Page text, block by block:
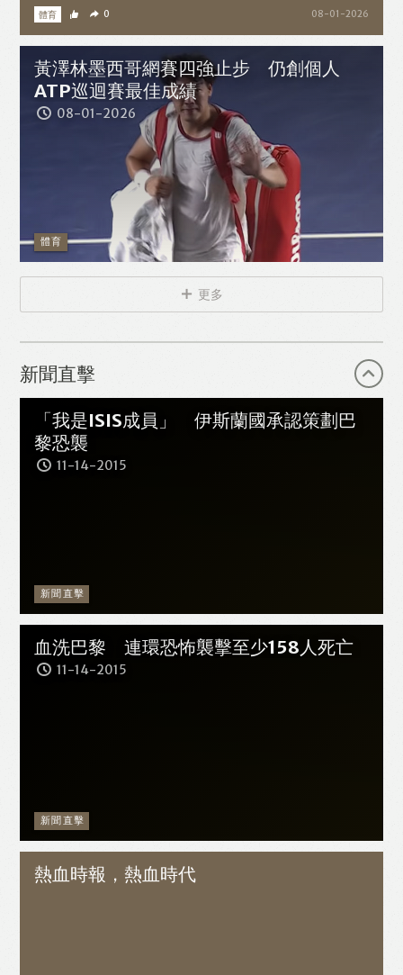
體育 08-01-2026
0
黃澤林墨西哥網賽四強止步 仍創個人
ATP巡迴賽最佳成績
體育
08-01-2026
更多
新聞直擊
「我是ISIS成員」 伊斯蘭國承認策劃巴
黎恐襲
新聞直擊
11-14-2015
血洗巴黎 連環恐怖襲擊至少158人死亡
新聞直擊
11-14-2015
熱血時報，熱血時代